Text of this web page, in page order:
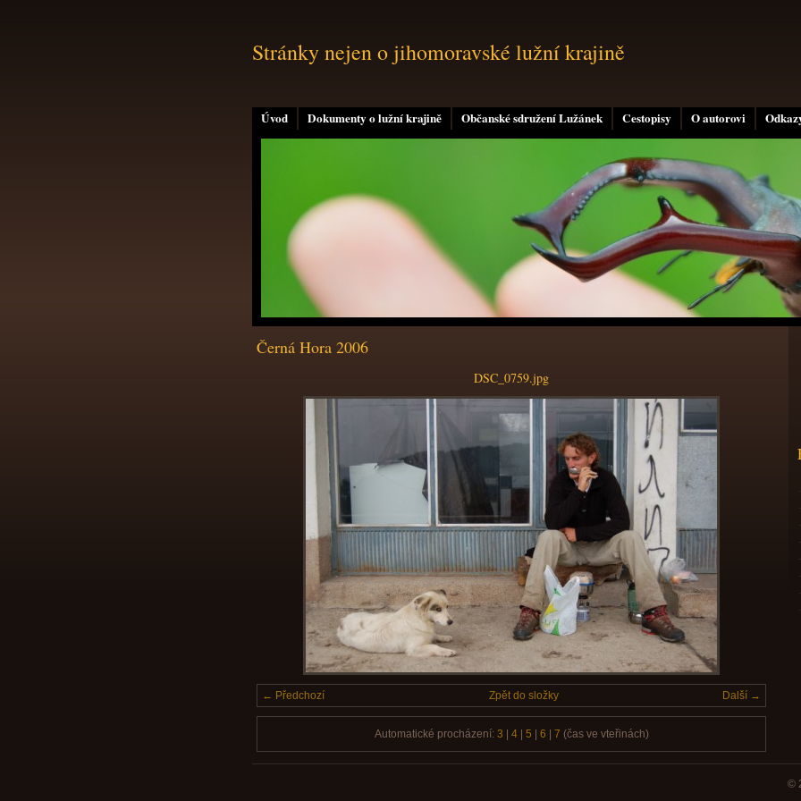
Úvod Dokumenty o lužní krajině Občanské sdružení Lužánek Cestopisy O autorovi
Stránky nejen o jihomoravské lužní krajině
Černá Hora 2006
DSC_0759.jpg
← Předchozí Další →
Zpět do složky
Automatické procházení: 3 4| 5 6 7 (čas ve vteřinách)
©